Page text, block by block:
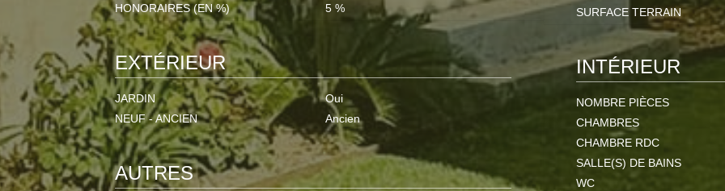
HONORAIRES (EN %) 5 %
SURFACE TERRAIN
EXTÉRIEUR
JARDIN
Oui
NEUF - ANCIEN
Ancien
INTÉRIEUR
NOMBRE PIÈCES
CHAMBRES
CHAMBRE RDC
SALLE(S) DE BAINS
WC
AUTRES